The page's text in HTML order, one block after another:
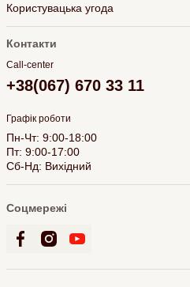
Користувацька угода
Контакти
Call-center
+38(067) 670 33 11
Графік роботи
Пн-Чт: 9:00-18:00
Пт: 9:00-17:00
Сб-Нд: Вихідний
Соцмережі